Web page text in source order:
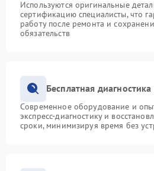
Используются оригинальные
сертификацию специалисты, что
работу после ремонта и
обязательств
Бесплатная
Современное оборудование и
экспресс-диагностику и
сроки, минимизируя время без